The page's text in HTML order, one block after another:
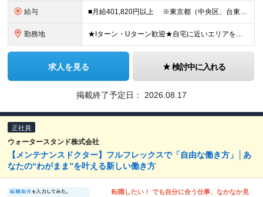
給与 ■月給401,820円以上 ※東京都（中央区、台東区、世田谷区、中野区、豊島区） ■月給386,820円以上 ※東京都（23区以外）、神奈川県、愛知県〈名古屋市〉、大阪府、京都府、兵庫県、滋賀県
勤務地 ★Iターン・Uターン歓迎★自宅に近いエリアを選べます 東京/大阪/愛知/神奈川/埼玉/福岡/北海道/山形/茨城/群馬/千葉/山梨/岐阜/静岡/長野/富山/石川/福井/三重/滋賀/京都/兵庫/島根/岡山
求人を見る 検討中に入れる
掲載終了予定日： 2026.08.17
正社員
ウォータースタンド株式会社
【メンテナンスドクター】フルフレックスで「自由な働き方」│あ
なたの“わがまま”を叶える新しい働き方
転職したい！ でも自分に合う仕事、なかなか見